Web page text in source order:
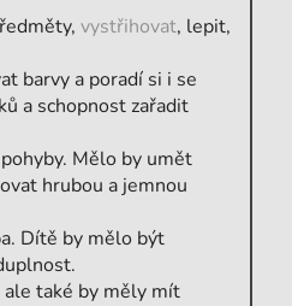
vystřihovat, lepit,
barvy a poradí si i se
a schopnost zařadit
Mělo by umět
hrubou a jemnou
Dítě by mělo být
ale také by měly mít